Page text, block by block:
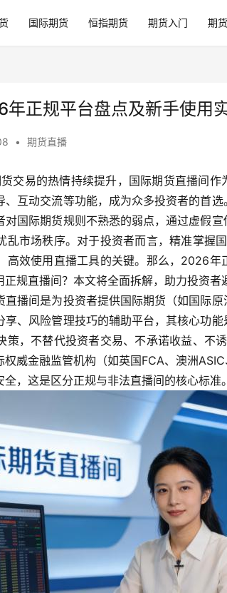
国际期货 恒指期货 期货入门 期
正规平台盘点及新手使用
• 期货直播
交易的热情持续提升，国际期货直播间
互动交流等功能，成为众多投资者的首
对国际期货规则不熟悉的弱点，通过虚假
乱市场秩序。对于投资者而言，精准掌握
高效使用直播工具的关键。那么，2026
规直播间？本文将全面拆解，助力投资者
播间是为投资者提供国际期货（如国际
、风险管理技巧的辅助平台，其核心功
策，不替代投资者交易、不承诺收益、不
威金融监管机构（如英国FCA、澳洲
，这是区分正规与非法直播间的核心标准。